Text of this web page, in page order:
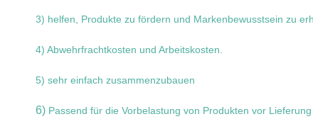
3) helfen, Produkte zu fördern und Markenbewusstsein zu
4) Abwehrfrachtkosten und Arbeitskosten.
5) sehr einfach zusammenzubauen
6) Passend für die Vorbelastung von Produkten vor Lieferung